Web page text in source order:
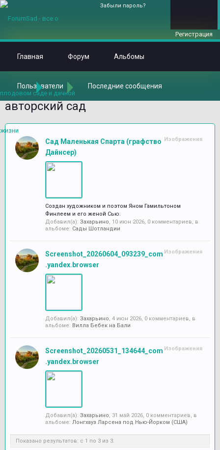
Главная Метки
авторский сад
Изображения
Сад Маленькая Спарта (графство
Дайнсер)
Создан художником и поэтом Яном Гамильтоном
Финлеем и его женой Сью.
Добавил(а): Захарьино, 10 июн 2026, 0 комментариев, в
альбоме: Сады Шотландии
Изображения
Screenshot_20260604_093239_com
.yandex.browser
Добавил(а): Захарьино, 4 июн 2026, 0 комментариев, в
альбоме: Вилла Бебек на Бали
Изображения
Screenshot_20260531_134644_com
.yandex.browser
Добавил(а): Захарьино, 31 май 2026, 0 комментариев, в
альбоме: Лонгхауз Ларсена под Нью-Йорком (США)
Показано результатов: с 1 по 3 из 3.
Забыли пароль?
Регистрация
Главная Форум Альбомы
Пользователи Последние сообщения